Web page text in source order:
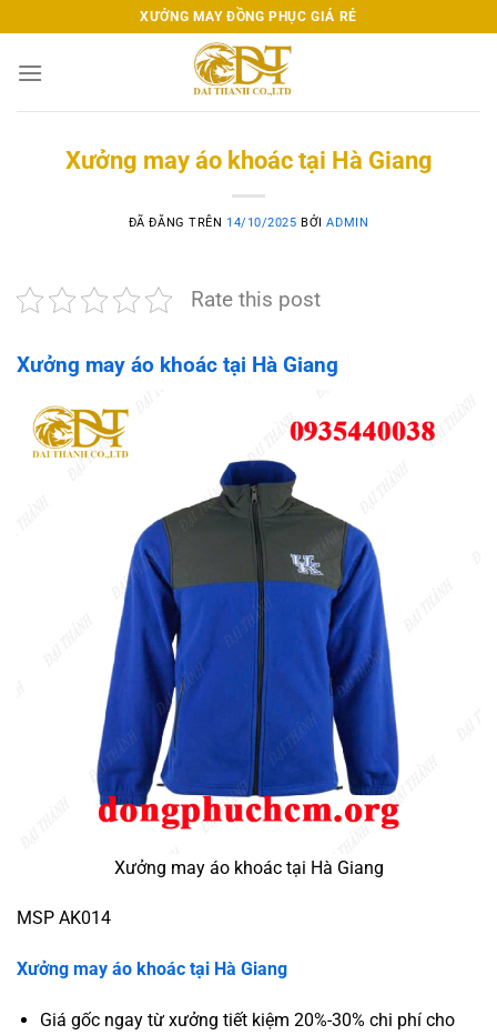
đến
nội
XƯỞNG MAY ĐỒNG PHỤC GIÁ RẺ
Xưởng may áo khoác tại Hà Giang
ĐÃ ĐĂNG TRÊN 14/10/2025 BỞIADMIN
Rate this post
Xưởng may áo khoác tại Hà Giang
Xưởng may áo khoác tại Hà Giang
MSP AK014
Xưởng may áo khoác tại Hà Giang
Giá gốc ngay từ xưởng tiết kiệm 20%-30% chi phí cho